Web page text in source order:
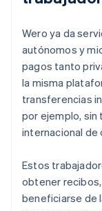
Wero ya da
autónomos y
pagos tanto
la misma
transferencias
por ejemplo, sin
internacional de
Estos
obtener
beneficiarse de